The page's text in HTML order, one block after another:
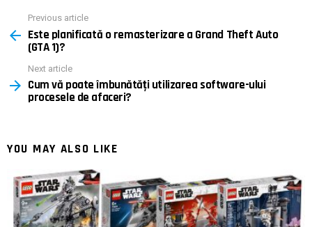
more
Previous article
Este planificată o remasterizare a Grand Theft Auto
(GTA 1)?
Next article
Cum vă poate îmbunătăți utilizarea software-ului
procesele de afaceri?
YOU MAY ALSO LIKE